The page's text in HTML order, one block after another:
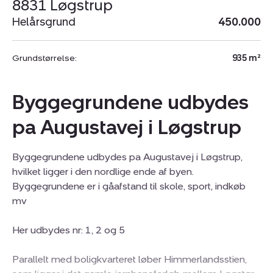
8831 Løgstrup
Helårsgrund 450.000
Grundstørrelse: 935 m²
Byggegrundene udbydes
pa Augustavej i Løgstrup
Byggegrundene udbydes pa Augustavej i Løgstrup,
hvilket ligger i den nordlige ende af byen.
Byggegrundene er i gåafstand til skole, sport, indkøb
mv
Her udbydes nr: 1, 2 og 5
Parallelt med boligkvarteret løber Himmerlandsstien,